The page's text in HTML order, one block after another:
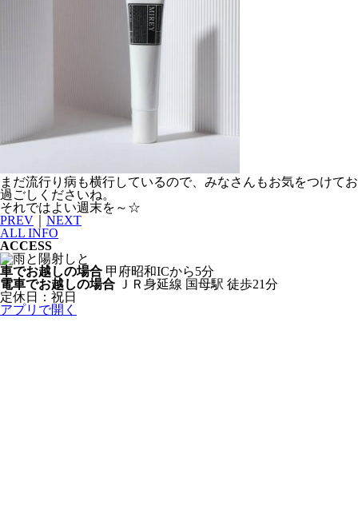
まだ流行り病も横行しているので、みなさんもお気をつけてお
過ごしくださいね。
それではよい週末を～☆
PREV
NEXT
ALL INFO
ACCESS
車でお越しの場合 甲府昭和ICから5分
電車でお越しの場合 ＪＲ身延線 国母駅 徒歩21分
定休日：祝日
アプリで開く